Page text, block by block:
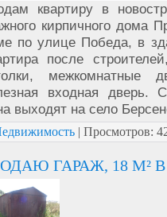
квартиру в
кирпичного дома
по улице Победа, в
после
межкомнатные
входная дверь.
выходят на село
| Просмотров:
ГАРАЖ, 18 М²